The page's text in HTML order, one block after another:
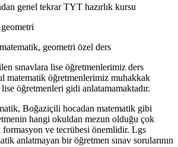
genel tekrar TYT hazırlık kursu
geometri
geometri özel ders
sınavlara lise öğretmenlerimiz ders
matematik öğretmenlerimiz muhakkak
öğretmenleri gidi anlatamamaktadır.
Boğaziçili hocadan matematik gibi
hangi okuldan mezun olduğu çok
formasyon ve tecrübesi önemlidir. Lgs
anlatmayan bir öğretmen sınav sorularının